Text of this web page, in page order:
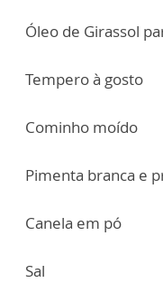
Óleo de Girassol
Tempero à gosto
Cominho moído
Pimenta branca e
Canela em pó
Sal